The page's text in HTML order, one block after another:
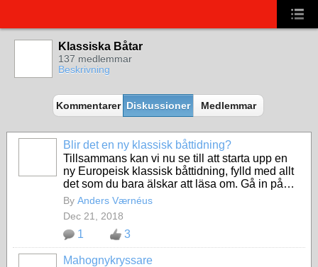
Klassiska Båtar
137 medlemmar
Beskrivning
Kommentarer Diskussioner Medlemmar
Blir det en ny klassisk båttidning?
Tillsammans kan vi nu se till att starta upp en
ny Europeisk klassisk båttidning, fylld med allt
det som du bara älskar att läsa om. Gå in på…
By Anders Værnéus
Dec 21, 2018
1 3
Mahognykryssare